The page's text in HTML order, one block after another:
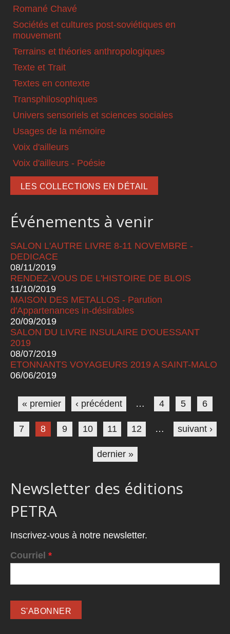
Romané Chavé
Sociétés et cultures post-soviétiques en
mouvement
Terrains et théories anthropologiques
Texte et Trait
Textes en contexte
Transphilosophiques
Univers sensoriels et sciences sociales
Usages de la mémoire
Voix d'ailleurs
Voix d'ailleurs - Poésie
LES COLLECTIONS EN DÉTAIL
Événements à venir
SALON L'AUTRE LIVRE 8-11 NOVEMBRE -
DEDICACE
08/11/2019
RENDEZ-VOUS DE L'HISTOIRE DE BLOIS
11/10/2019
MAISON DES METALLOS - Parution
d'Appartenances in-désirables
20/09/2019
SALON DU LIVRE INSULAIRE D'OUESSANT
2019
08/07/2019
ETONNANTS VOYAGEURS 2019 A SAINT-MALO
06/06/2019
Pages
« premier ‹ précédent … 4 5 6
7 8 9 10 11 12 … suivant ›
dernier »
Newsletter des éditions
PETRA
Inscrivez-vous à notre newsletter.
Courriel *